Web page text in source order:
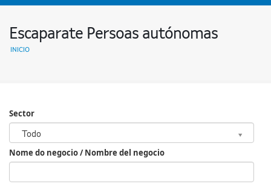
Escaparate Persoas autónomas
INICIO
Sector
Todo
Sector
Nome do negocio / Nombre del negocio